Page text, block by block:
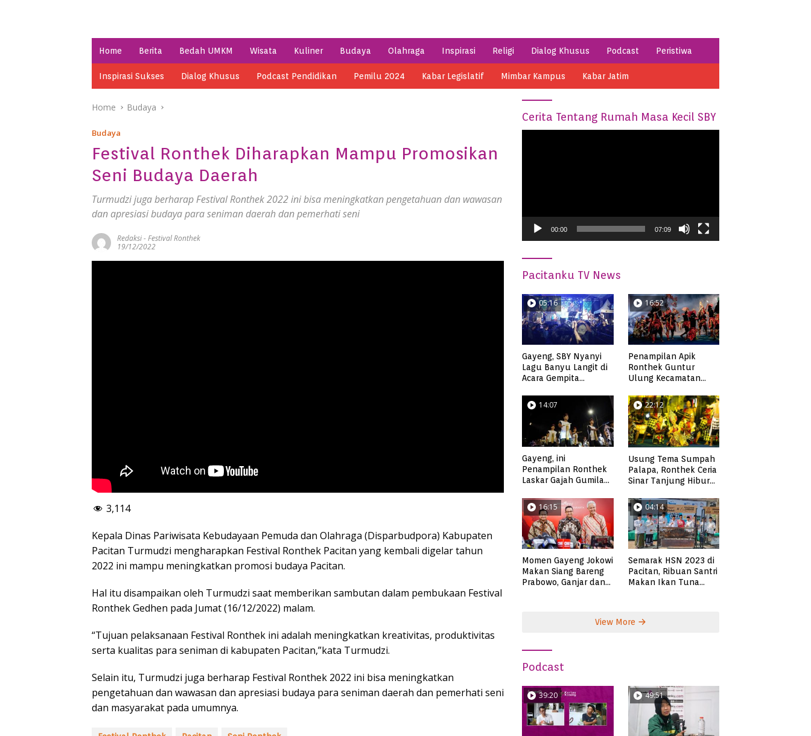
Home Berita Bedah UMKM Wisata Kuliner Budaya Olahraga Inspirasi Religi Dialog Khusus Podcast Peristiwa
Inspirasi Sukses Dialog Khusus Podcast Pendidikan Pemilu 2024 Kabar Legislatif Mimbar Kampus Kabar Jatim
Home Budaya
Budaya
Festival Ronthek Diharapkan Mampu Promosikan
Seni Budaya Daerah
Turmudzi juga berharap Festival Ronthek 2022 ini bisa meningkatkan pengetahuan dan wawasan
dan apresiasi budaya para seniman daerah dan pemerhati seni
Redaksi-Festival Ronthek
19/12/2022
3,114
Kepala Dinas Pariwisata Kebudayaan Pemuda dan Olahraga (Disparbudpora) Kabupaten
Pacitan Turmudzi mengharapkan Festival Ronthek Pacitan yang kembali digelar tahun
2022 ini mampu meningkatkan promosi budaya Pacitan.
Hal itu disampaikan oleh Turmudzi saat memberikan sambutan dalam pembukaan Festival
Ronthek Gedhen pada Jumat (16/12/2022) malam.
“Tujuan pelaksanaan Festival Ronthek ini adalah meningkatkan kreativitas, produktivitas
serta kualitas para seniman di kabupaten Pacitan,”kata Turmudzi.
Selain itu, Turmudzi juga berharap Festival Ronthek 2022 ini bisa meningkatkan
pengetahuan dan wawasan dan apresiasi budaya para seniman daerah dan pemerhati seni
dan masyarakat pada umumnya.
Cerita Tentang Rumah Masa Kecil SBY
00:00 07:09
Pacitanku TV News
05:16
Gayeng, SBY Nyanyi
Lagu Banyu Langit di
Acara Gempita
16:52
Penampilan Apik
Ronthek Guntur
Ulung Kecamatan
14:07
Gayeng, ini
Penampilan Ronthek
Laskar Gajah Gumilap
22:12
Usung Tema Sumpah
Palapa, Ronthek Ceria
Sinar Tanjung Hibur
FRP 2023
16:15
Momen Gayeng Jokowi
Makan Siang Bareng
Prabowo, Ganjar dan
04:14
Semarak HSN 2023 di
Pacitan, Ribuan Santri
Makan Ikan Tuna
View More
Podcast
39:20 49:51